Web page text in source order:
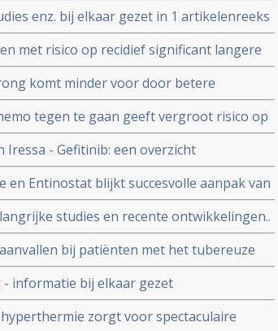
enz. bij elkaar gezet in 1 artikelenreeks
met risico op recidief significant langere
geen verbetering van overall overleving
komt minder voor door betere
gelijk.
tegen te gaan geeft vergroot risico op
mag niet meer gebruikt worden in hoge
Iressa - Gefitinib: een overzicht
en Entinostat blijkt succesvolle aanpak van
studies en recente ontwikkelingen..
bij patiënten met het tubereuze
de hersenen vanuit erfelijke oorsprong en
- informatie bij elkaar gezet
zorgt voor spectaculaire